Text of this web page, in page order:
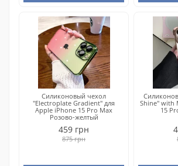
Силиконовый чехол
"Electroplate Gradient" для
Apple iPhone 15 Pro Max
Розово-желтый
459 грн
875 грн
Shine" with
15